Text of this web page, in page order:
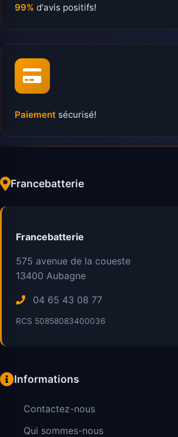
99% d'avis positifs!
Paiement sécurisé!
Francebatterie
Francebatterie
575 avenue de la coueste
13400 Aubagne
04 65 43 08 77
RCS 50858083400036
Informations
Contactez-nous
Qui sommes-nous